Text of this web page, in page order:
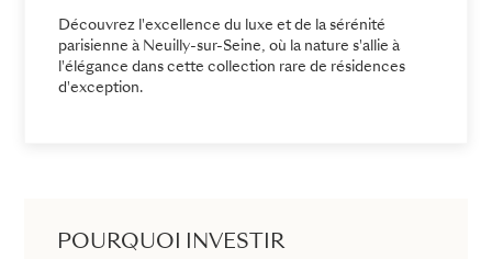
Découvrez l'excellence du luxe et de la sérénité
parisienne à Neuilly-sur-Seine, où la nature s'allie à
l'élégance dans cette collection rare de résidences
d'exception.
POURQUOI INVESTIR